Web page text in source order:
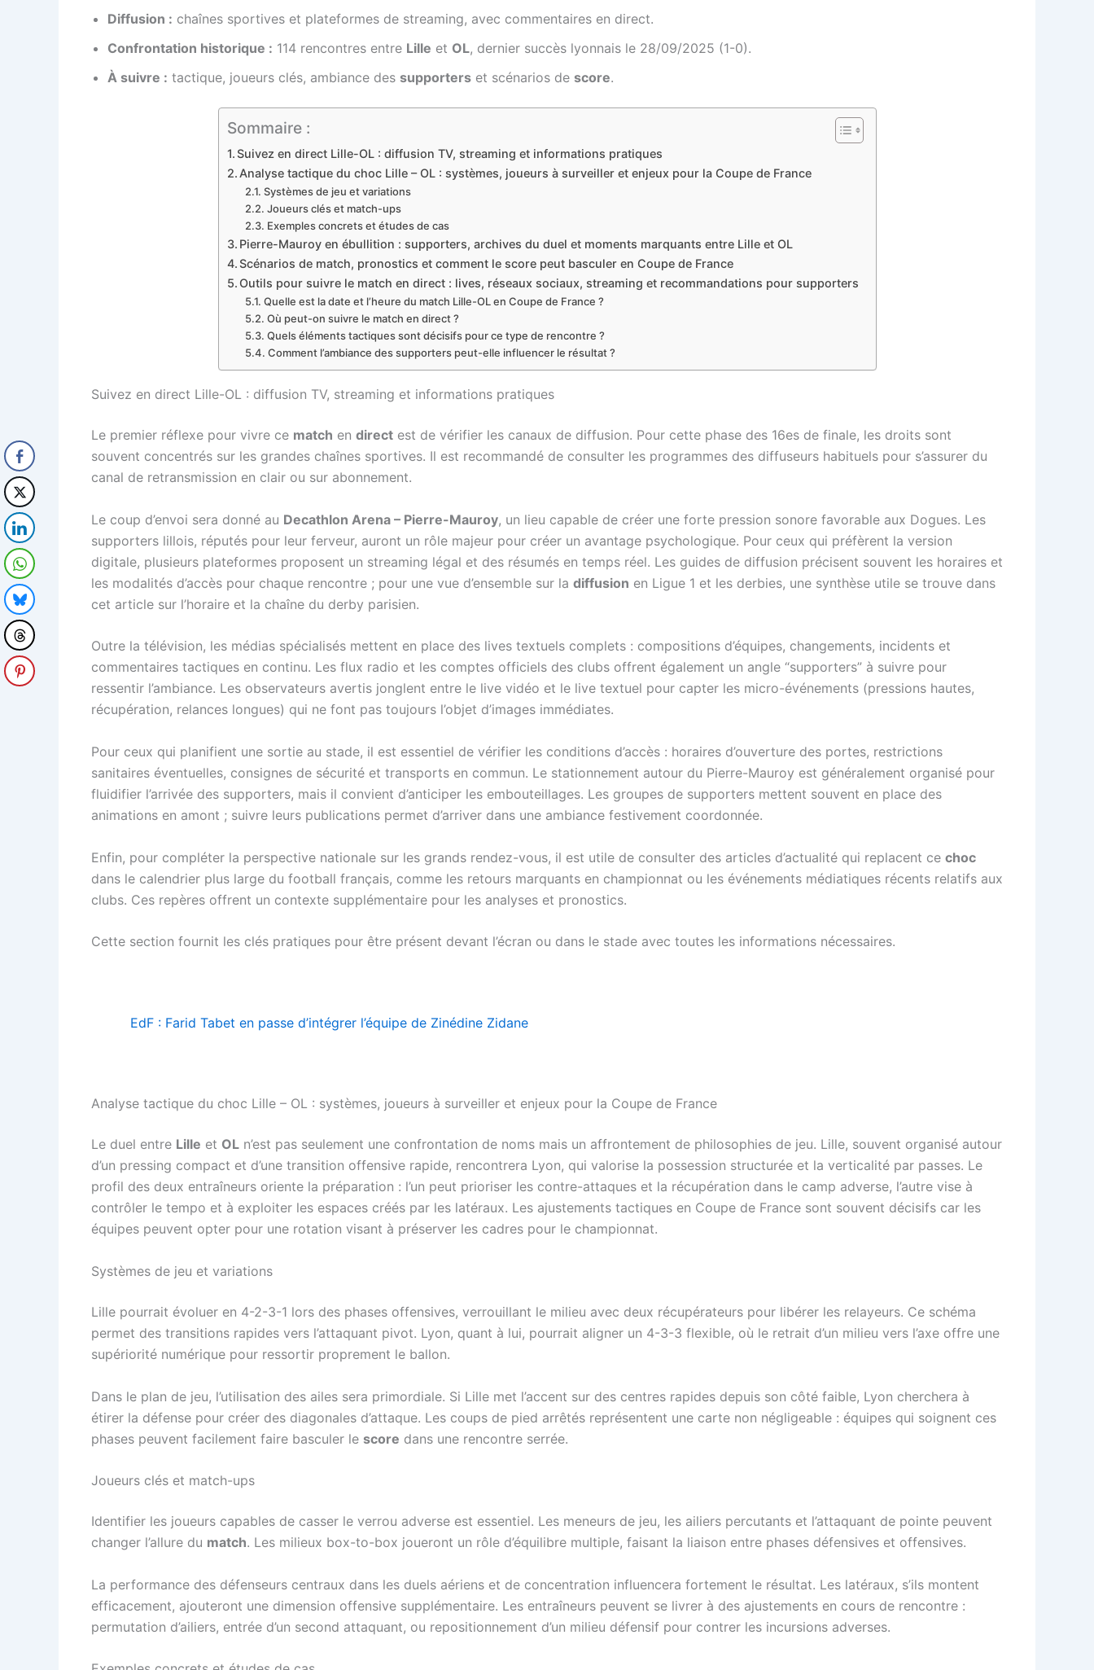
Diffusion : chaînes sportives et plateformes de streaming, avec commentaires en direct.
Confrontation historique : 114 rencontres entre Lille et OL, dernier succès lyonnais le 28/09/2025 (1-0).
À suivre : tactique, joueurs clés, ambiance des supporters et scénarios de score.
Sommaire :
Suivez en direct Lille-OL : diffusion TV, streaming et informations pratiques
Analyse tactique du choc Lille – OL : systèmes, joueurs à surveiller et enjeux pour la Coupe de France
Systèmes de jeu et variations
Joueurs clés et match-ups
Exemples concrets et études de cas
Pierre-Mauroy en ébullition : supporters, archives du duel et moments marquants entre Lille et OL
Scénarios de match, pronostics et comment le score peut basculer en Coupe de France
Outils pour suivre le match en direct : lives, réseaux sociaux, streaming et recommandations pour supporters
Quelle est la date et l’heure du match Lille-OL en Coupe de France ?
Où peut-on suivre le match en direct ?
Quels éléments tactiques sont décisifs pour ce type de rencontre ?
Comment l’ambiance des supporters peut-elle influencer le résultat ?
Suivez en direct Lille-OL : diffusion TV, streaming et informations pratiques
Le premier réflexe pour vivre ce match en direct est de vérifier les canaux de diffusion. Pour cette phase des 16es de finale, les droits sont
souvent concentrés sur les grandes chaînes sportives. Il est recommandé de consulter les programmes des diffuseurs habituels pour s’assurer du
canal de retransmission en clair ou sur abonnement.
Le coup d’envoi sera donné au Decathlon Arena – Pierre-Mauroy, un lieu capable de créer une forte pression sonore favorable aux Dogues. Les
supporters lillois, réputés pour leur ferveur, auront un rôle majeur pour créer un avantage psychologique. Pour ceux qui préfèrent la version
digitale, plusieurs plateformes proposent un streaming légal et des résumés en temps réel. Les guides de diffusion précisent souvent les horaires et
les modalités d’accès pour chaque rencontre ; pour une vue d’ensemble sur la diffusion en Ligue 1 et les derbies, une synthèse utile se trouve dans
cet article sur l’horaire et la chaîne du derby parisien.
Outre la télévision, les médias spécialisés mettent en place des lives textuels complets : compositions d’équipes, changements, incidents et
commentaires tactiques en continu. Les flux radio et les comptes officiels des clubs offrent également un angle “supporters” à suivre pour
ressentir l’ambiance. Les observateurs avertis jonglent entre le live vidéo et le live textuel pour capter les micro-événements (pressions hautes,
récupération, relances longues) qui ne font pas toujours l’objet d’images immédiates.
Pour ceux qui planifient une sortie au stade, il est essentiel de vérifier les conditions d’accès : horaires d’ouverture des portes, restrictions
sanitaires éventuelles, consignes de sécurité et transports en commun. Le stationnement autour du Pierre-Mauroy est généralement organisé pour
fluidifier l’arrivée des supporters, mais il convient d’anticiper les embouteillages. Les groupes de supporters mettent souvent en place des
animations en amont ; suivre leurs publications permet d’arriver dans une ambiance festivement coordonnée.
Enfin, pour compléter la perspective nationale sur les grands rendez-vous, il est utile de consulter des articles d’actualité qui replacent ce choc
dans le calendrier plus large du football français, comme les retours marquants en championnat ou les événements médiatiques récents relatifs aux
clubs. Ces repères offrent un contexte supplémentaire pour les analyses et pronostics.
Cette section fournit les clés pratiques pour être présent devant l’écran ou dans le stade avec toutes les informations nécessaires.
EdF : Farid Tabet en passe d’intégrer l’équipe de Zinédine Zidane
Analyse tactique du choc Lille – OL : systèmes, joueurs à surveiller et enjeux pour la Coupe de France
Le duel entre Lille et OL n’est pas seulement une confrontation de noms mais un affrontement de philosophies de jeu. Lille, souvent organisé autour
d’un pressing compact et d’une transition offensive rapide, rencontrera Lyon, qui valorise la possession structurée et la verticalité par passes. Le
profil des deux entraîneurs oriente la préparation : l’un peut prioriser les contre-attaques et la récupération dans le camp adverse, l’autre vise à
contrôler le tempo et à exploiter les espaces créés par les latéraux. Les ajustements tactiques en Coupe de France sont souvent décisifs car les
équipes peuvent opter pour une rotation visant à préserver les cadres pour le championnat.
Systèmes de jeu et variations
Lille pourrait évoluer en 4-2-3-1 lors des phases offensives, verrouillant le milieu avec deux récupérateurs pour libérer les relayeurs. Ce schéma
permet des transitions rapides vers l’attaquant pivot. Lyon, quant à lui, pourrait aligner un 4-3-3 flexible, où le retrait d’un milieu vers l’axe offre une
supériorité numérique pour ressortir proprement le ballon.
Dans le plan de jeu, l’utilisation des ailes sera primordiale. Si Lille met l’accent sur des centres rapides depuis son côté faible, Lyon cherchera à
étirer la défense pour créer des diagonales d’attaque. Les coups de pied arrêtés représentent une carte non négligeable : équipes qui soignent ces
phases peuvent facilement faire basculer le score dans une rencontre serrée.
Joueurs clés et match-ups
Identifier les joueurs capables de casser le verrou adverse est essentiel. Les meneurs de jeu, les ailiers percutants et l’attaquant de pointe peuvent
changer l’allure du match. Les milieux box-to-box joueront un rôle d’équilibre multiple, faisant la liaison entre phases défensives et offensives.
La performance des défenseurs centraux dans les duels aériens et de concentration influencera fortement le résultat. Les latéraux, s’ils montent
efficacement, ajouteront une dimension offensive supplémentaire. Les entraîneurs peuvent se livrer à des ajustements en cours de rencontre :
permutation d’ailiers, entrée d’un second attaquant, ou repositionnement d’un milieu défensif pour contrer les incursions adverses.